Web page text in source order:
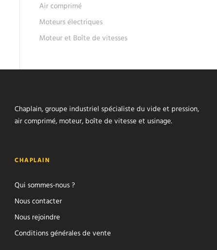
Air comprimé
Moteurs électriques
Moteur et Boîte de vitesses
Chaplain, groupe industriel spécialiste du vide et pression,
air comprimé, moteur, boîte de vitesse et usinage.
CHAPLAIN
Qui sommes-nous ?
Nous contacter
Nous rejoindre
Conditions générales de vente